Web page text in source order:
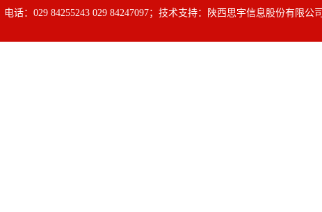
：029 84255243 029 84247097；技术支持：陕西思宇信息股份有限公司